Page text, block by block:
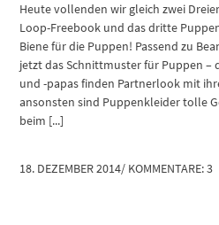
Heute vollenden wir gleich zwei
Loop-Freebook und das dritte
Biene für die Puppen! Passend zu
jetzt das Schnittmuster für Puppen –
und -papas finden Partnerlook mit
ansonsten sind Puppenkleider tolle
beim [...]
18. DEZEMBER 2014/ KOMMENTARE: 3